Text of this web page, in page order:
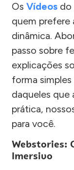
Os Vídeos do
quem prefere
dinâmica.
passo sobre
explicações
forma
daqueles que
prática,
para você.
Webstories:
Imersivo